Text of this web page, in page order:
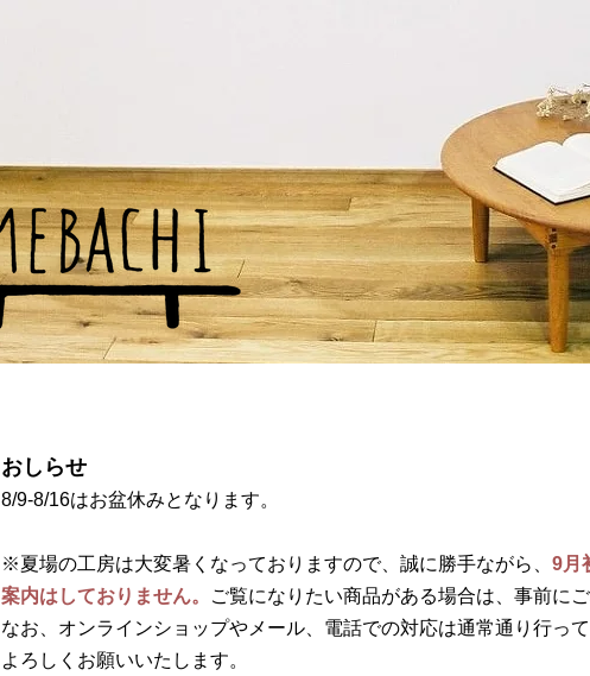
おしらせ
8/9-8/16はお盆休みとなります。
※夏場の工房は大変暑くなっておりますので、誠に勝手ながら、 9月
案内はしておりません。
ご覧になりたい商品がある場合は、事前にご
なお、オンラインショップやメール、電話での対応は通常通り行っ
よろしくお願いいたします。